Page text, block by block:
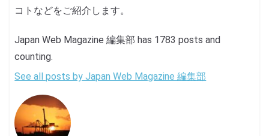
コトなどをご紹介します。
Japan Web Magazine 編集部 has 1783 posts and
counting.
See all posts by Japan Web Magazine 編集部